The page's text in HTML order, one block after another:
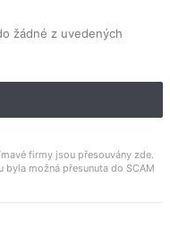
žádné z uvedených
firmy jsou přesouvány zde.
možná přesunuta do SCAM